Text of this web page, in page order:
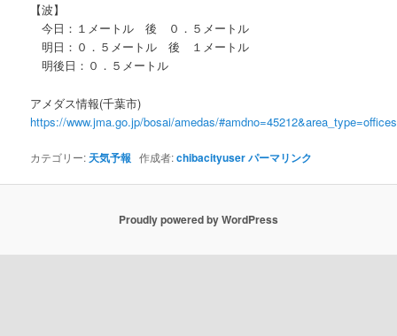
【波】
今日：１メートル 後 ０．５メートル
明日：０．５メートル 後 １メートル
明後日：０．５メートル
アメダス情報(千葉市)
https://www.jma.go.jp/bosai/amedas/
カテゴリー: 天気予報 作成者:chibacityuserパーマリンク
Proudly powered by WordPress